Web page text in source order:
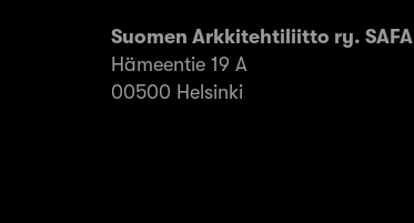
Suomen Arkkitehtiliitto ry. SAFA
Hämeentie 19 A
00500 Helsinki